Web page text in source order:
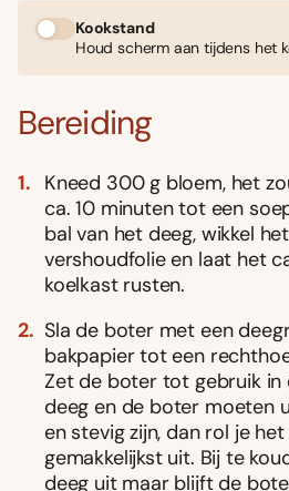
Kookstand
Houd scherm aan tijdens het
Bereiding
Kneed 300 g bloem, het
ca. 10 minuten tot een
bal van het deeg, wikkel
vershoudfolie en laat het
koelkast rusten.
Sla de boter met een
bakpapier tot een
Zet de boter tot gebruik in
deeg en de boter moeten
en stevig zijn, dan rol je
gemakkelijkst uit. Bij te
deeg uit maar blijft de